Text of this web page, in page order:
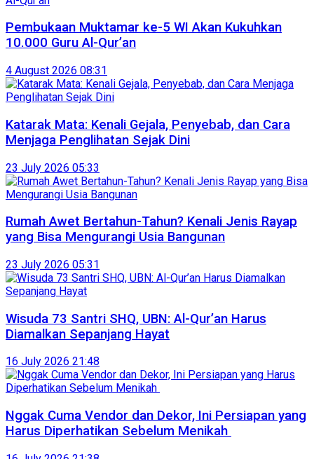
Pembukaan Muktamar ke-5 WI Akan Kukuhkan
10.000 Guru Al-Qur’an
4 August 2026 08:31
Katarak Mata: Kenali Gejala, Penyebab, dan Cara
Menjaga Penglihatan Sejak Dini
23 July 2026 05:33
Rumah Awet Bertahun-Tahun? Kenali Jenis Rayap
yang Bisa Mengurangi Usia Bangunan
23 July 2026 05:31
Wisuda 73 Santri SHQ, UBN: Al-Qur’an Harus
Diamalkan Sepanjang Hayat
16 July 2026 21:48
Nggak Cuma Vendor dan Dekor, Ini Persiapan yang
Harus Diperhatikan Sebelum Menikah